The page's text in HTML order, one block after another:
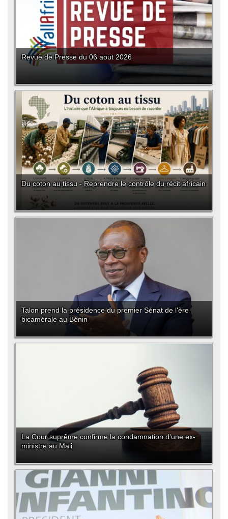
Revue de Presse du 06 aout 2026
Du coton au tissu - Reprendre le contrôle du récit africain
Talon prend la présidence du premier Sénat de l'ère
bicamérale au Bénin
La Cour suprême confirme la condamnation d'une ex-
ministre au Mali